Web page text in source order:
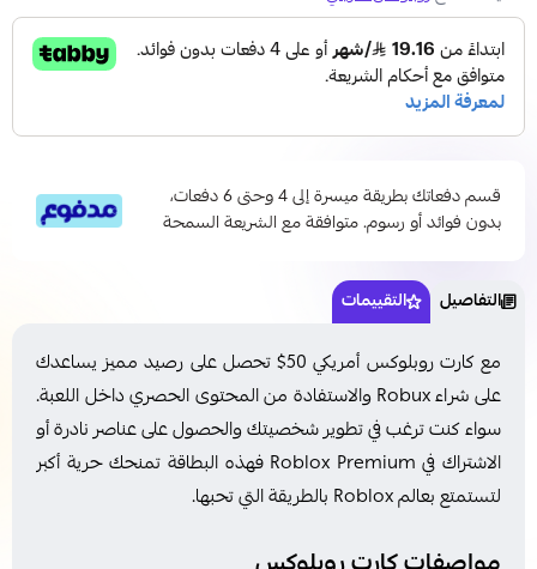
قسم دفعاتك بطريقة ميسرة إلى 4 وحتى 6 دفعات،
بدون فوائد أو رسوم. متوافقة مع الشريعة السمحة
التفاصيل التقييمات
مع كارت روبلوكس أمريكي 50$ تحصل على رصيد مميز يساعدك
على شراء Robux والاستفادة من المحتوى الحصري داخل اللعبة.
سواء كنت ترغب في تطوير شخصيتك والحصول على عناصر نادرة أو
الاشتراك في Roblox Premium فهذه البطاقة تمنحك حرية أكبر
لتستمتع بعالم Roblox بالطريقة التي تحبها.